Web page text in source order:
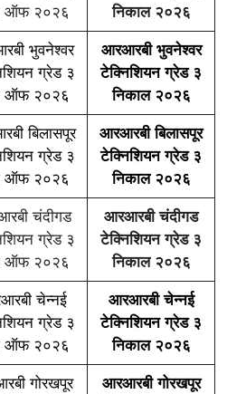
ऑफ २०२६
निकाल २०२६
भुवनेश्वर
ग्रेड ३
ऑफ २०२६
आरआरबी भुवनेश्वर
टेक्निशियन ग्रेड ३
निकाल २०२६
बिलासपूर
ग्रेड ३
ऑफ २०२६
आरआरबी बिलासपूर
टेक्निशियन ग्रेड ३
निकाल २०२६
चंदीगड
ग्रेड ३
ऑफ २०२६
आरआरबी चंदीगड
टेक्निशियन ग्रेड ३
निकाल २०२६
चेन्नई
ग्रेड ३
ऑफ २०२६
आरआरबी चेन्नई
टेक्निशियन ग्रेड ३
निकाल २०२६
गोरखपूर
आरआरबी गोरखपूर